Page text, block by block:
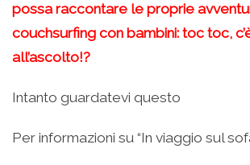
possa raccontare le proprie
couchsurfing con bambini: toc toc,
all’ascolto!?
Intanto guardatevi questo
Per informazioni su “In viaggio sul